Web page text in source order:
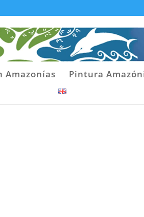
Amazonías Pintura